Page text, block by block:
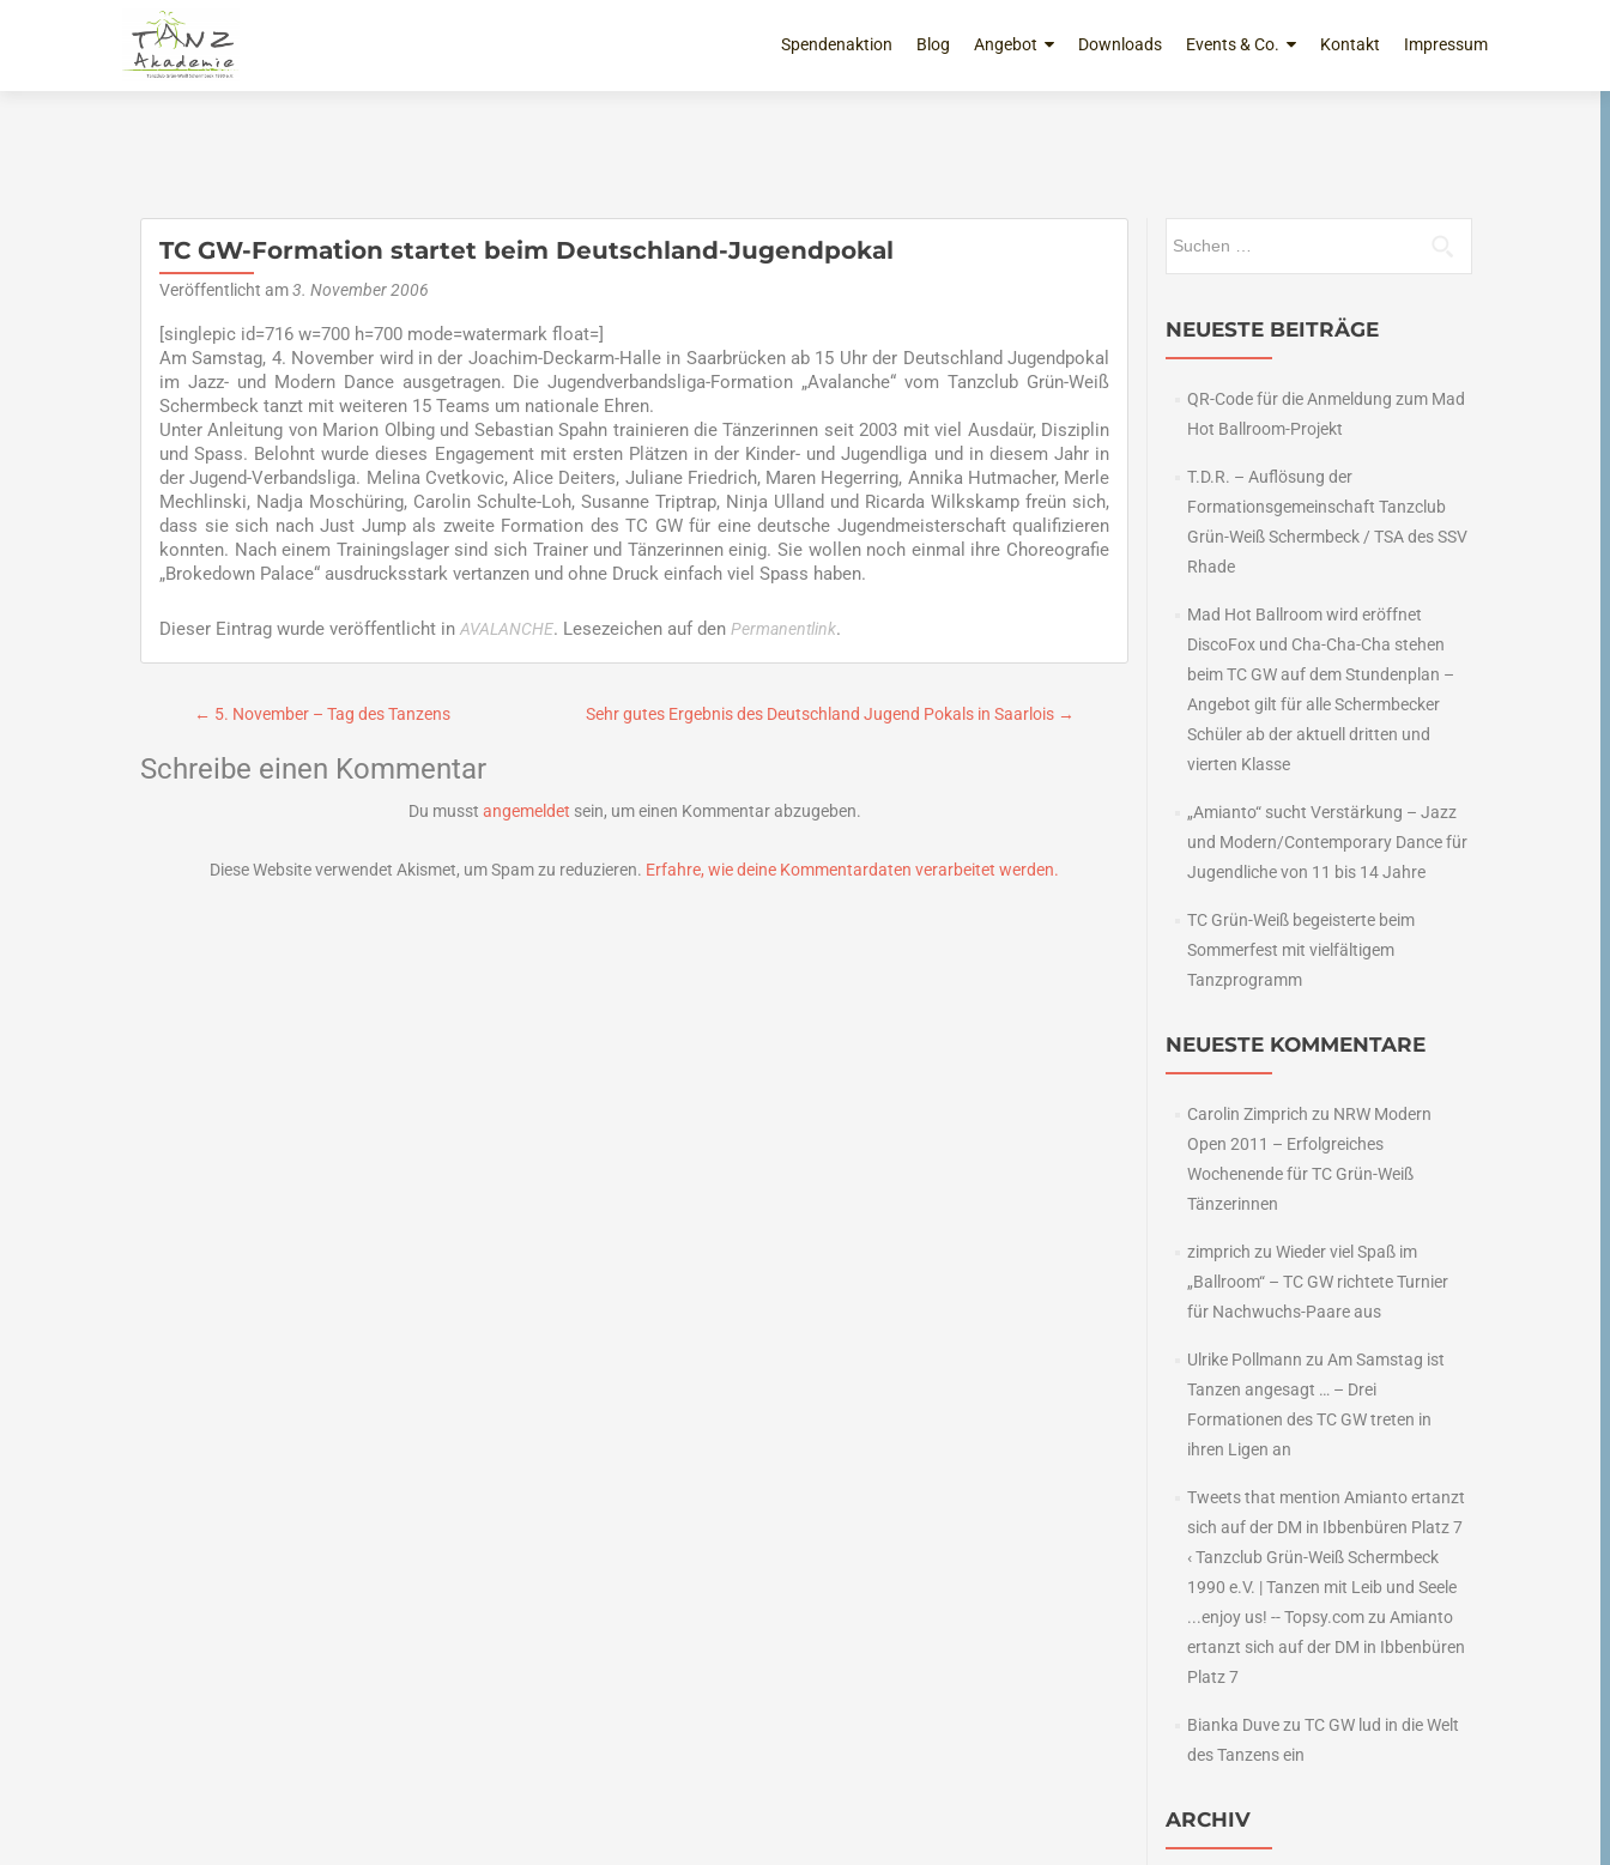
Inhalt
Spendenaktion Blog Angebot Downloads Events & Co. Kontakt Impressum
TC GW-Formation startet beim Deutschland-Jugendpokal
Veröffentlicht am3. November 2006
[singlepic id=716 w=700 h=700 mode=watermark float=]
Am Samstag, 4. November wird in der Joachim-Deckarm-Halle in Saarbrücken ab 15 Uhr der Deutschland Jugendpokal
im Jazz- und Modern Dance ausgetragen. Die Jugendverbandsliga-Formation „Avalanche“ vom Tanzclub Grün-Weiß
Schermbeck tanzt mit weiteren 15 Teams um nationale Ehren.
Unter Anleitung von Marion Olbing und Sebastian Spahn trainieren die Tänzerinnen seit 2003 mit viel Ausdaür, Disziplin
und Spass. Belohnt wurde dieses Engagement mit ersten Plätzen in der Kinder- und Jugendliga und in diesem Jahr in
der Jugend-Verbandsliga. Melina Cvetkovic, Alice Deiters, Juliane Friedrich, Maren Hegerring, Annika Hutmacher, Merle
Mechlinski, Nadja Moschüring, Carolin Schulte-Loh, Susanne Triptrap, Ninja Ulland und Ricarda Wilkskamp freün sich,
dass sie sich nach Just Jump als zweite Formation des TC GW für eine deutsche Jugendmeisterschaft qualifizieren
konnten. Nach einem Trainingslager sind sich Trainer und Tänzerinnen einig. Sie wollen noch einmal ihre Choreografie
„Brokedown Palace“ ausdrucksstark vertanzen und ohne Druck einfach viel Spass haben.
Dieser Eintrag wurde veröffentlicht in AVALANCHE. Lesezeichen auf den Permanentlink.
Beitragsnavigation
← 5. November – Tag des Tanzens Sehr gutes Ergebnis des Deutschland Jugend Pokals in Saarlois →
Schreibe einen Kommentar
Du musst angemeldet sein, um einen Kommentar abzugeben.
Diese Website verwendet Akismet, um Spam zu reduzieren. Erfahre, wie deine Kommentardaten verarbeitet werden.
NEUESTE BEITRÄGE
QR-Code für die Anmeldung zum Mad
Hot Ballroom-Projekt
T.D.R. – Auflösung der
Formationsgemeinschaft Tanzclub
Grün-Weiß Schermbeck / TSA des SSV
Rhade
Mad Hot Ballroom wird eröffnet
DiscoFox und Cha-Cha-Cha stehen
beim TC GW auf dem Stundenplan –
Angebot gilt für alle Schermbecker
Schüler ab der aktuell dritten und
vierten Klasse
„Amianto“ sucht Verstärkung – Jazz
und Modern/Contemporary Dance für
Jugendliche von 11 bis 14 Jahre
TC Grün-Weiß begeisterte beim
Sommerfest mit vielfältigem
Tanzprogramm
NEUESTE KOMMENTARE
Carolin Zimprich zu NRW Modern
Open 2011 – Erfolgreiches
Wochenende für TC Grün-Weiß
Tänzerinnen
zimprich zu Wieder viel Spaß im
„Ballroom“ – TC GW richtete Turnier
für Nachwuchs-Paare aus
Ulrike Pollmann zu Am Samstag ist
Tanzen angesagt … – Drei
Formationen des TC GW treten in
ihren Ligen an
Tweets that mention Amianto ertanzt
sich auf der DM in Ibbenbüren Platz 7
‹ Tanzclub Grün-Weiß Schermbeck
1990 e.V. | Tanzen mit Leib und Seele
...enjoy us! -- Topsy.comzu Amianto
ertanzt sich auf der DM in Ibbenbüren
Platz 7
Bianka Duvezu TC GW lud in die Welt
des Tanzens ein
ARCHIV